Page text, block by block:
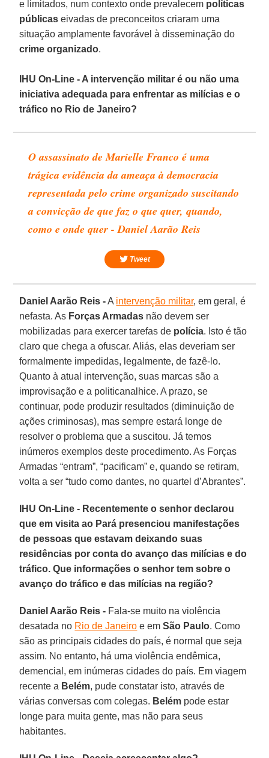
e limitados, num contexto onde prevalecem políticas
públicas eivadas de preconceitos criaram uma
situação amplamente favorável à disseminação do
crime organizado.
IHU On-Line - A intervenção militar é ou não uma
iniciativa adequada para enfrentar as milícias e o
tráfico no Rio de Janeiro?
O assassinato de Marielle Franco é uma
trágica evidência da ameaça à democracia
representada pelo crime organizado suscitando
a convicção de que faz o que quer, quando,
como e onde quer - Daniel Aarão Reis
Tweet
Daniel Aarão Reis -A intervenção militar, em geral, é
nefasta. As Forças Armadas não devem ser
mobilizadas para exercer tarefas de polícia. Isto é tão
claro que chega a ofuscar. Aliás, elas deveriam ser
formalmente impedidas, legalmente, de fazê-lo.
Quanto à atual intervenção, suas marcas são a
improvisação e a politicanalhice. A prazo, se
continuar, pode produzir resultados (diminuição de
ações criminosas), mas sempre estará longe de
resolver o problema que a suscitou. Já temos
inúmeros exemplos deste procedimento. As Forças
Armadas “entram”, “pacificam” e, quando se retiram,
volta a ser “tudo como dantes, no quartel d’Abrantes”.
IHU On-Line - Recentemente o senhor declarou
que em visita ao Pará presenciou manifestações
de pessoas que estavam deixando suas
residências por conta do avanço das milícias e do
tráfico. Que informações o senhor tem sobre o
avanço do tráfico e das milícias na região?
Daniel Aarão Reis - Fala-se muito na violência
desatada no Rio de Janeiro e emSão Paulo. Como
são as principais cidades do país, é normal que seja
assim. No entanto, há uma violência endêmica,
demencial, em inúmeras cidades do país. Em viagem
recente a Belém, pude constatar isto, através de
várias conversas com colegas. Belém pode estar
longe para muita gente, mas não para seus
habitantes.